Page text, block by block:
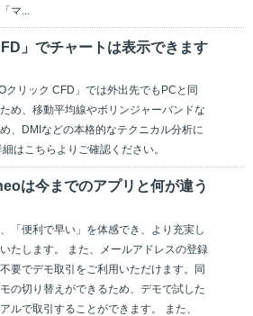
マ...
」でチャートは表示できます
クリック CFD」では外出先でもPCと同
め、移動平均線やボリンジャーバンドな
、DMIなどの本格的なテクニカル分析に
はこちらよりご確認ください。
は今までのアプリと何が違う
「便利で早い」を体感でき、より充実し
たします。 また、メールアドレスの登録
要でデモ取引をご利用いただけます。同
の切り替えができるため、デモで試した
ルで取引することができます。 また、